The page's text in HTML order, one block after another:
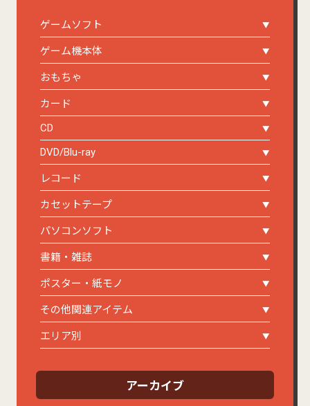
ゲームソフト
ゲーム機本体
おもちゃ
カード
CD
DVD/Blu-ray
レコード
カセットテープ
パソコンソフト
書籍・雑誌
ポスター・紙モノ
その他関連アイテム
エリア別
アーカイブ